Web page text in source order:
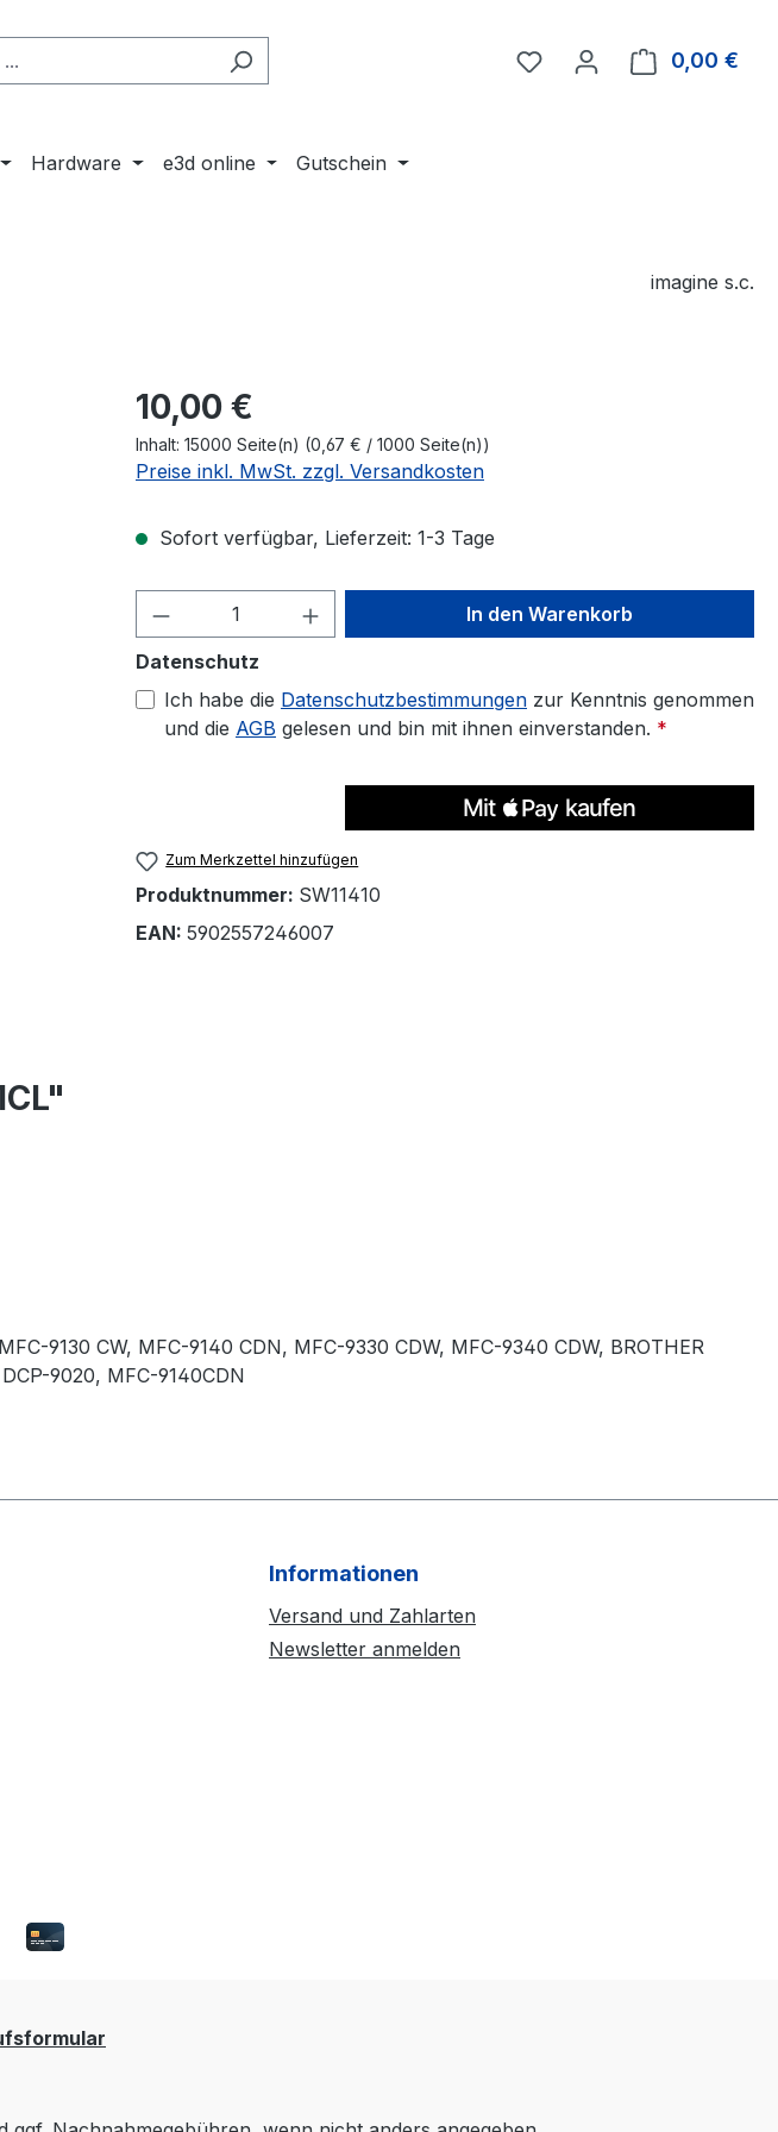
Du hast 0 Produkte auf
0,00 €
Hardware e3d online Gutschein
imagine s.c.
Regulärer Preis:
10,00 €
Inhalt: 15000 Seite(n) (0,67 € / 1000 Seite(n))
Preise inkl. MwSt. zzgl. Versandkosten
Sofort verfügbar, Lieferzeit: 1-3 Tage
Produkt Anzahl: Gib den gewünschten Wert
In den Warenkorb
Datenschutz
Ich habe die Datenschutzbestimmungen zur Kenntnis genommen
und die AGB gelesen und bin mit ihnen einverstanden. *
Zum Merkzettel hinzufügen
Produktnummer: SW11410
EAN: 5902557246007
9130 CW, MFC-9140 CDN, MFC-9330 CDW, MFC-9340 CDW, BROTHER
9020, MFC-9140CDN
Informationen
Versand und Zahlarten
Newsletter anmelden